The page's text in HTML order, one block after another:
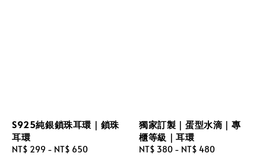
S925純銀鎖珠耳環｜鎖珠
耳環
Regular
NT$ 299 - NT$ 650
獨家訂製｜蛋型水滴｜專
櫃等級｜耳環
Regular
NT$ 380 - NT$ 480